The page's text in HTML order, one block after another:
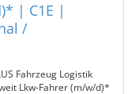
| C1E |
/
Fahrzeug Logistik
Lkw-Fahrer (m/w/d)*